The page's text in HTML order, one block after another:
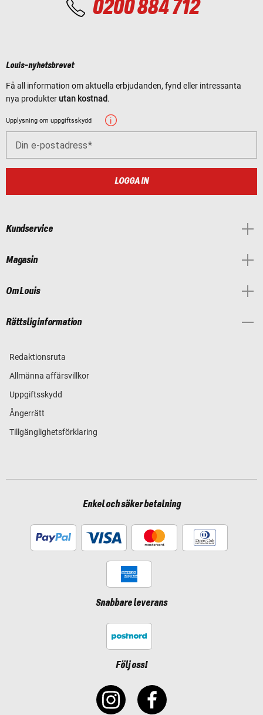
0200 884 712
Louis-nyhetsbrevet
Få all information om aktuella erbjudanden, fynd eller intressanta
nya produkter utan kostnad.
Upplysning om uppgiftsskydd
Din e-postadress
LOGGA IN
Kundservice
Magasin
Om Louis
Rättslig information
Redaktionsruta
Allmänna affärsvillkor
Uppgiftsskydd
Ångerrätt
Tillgänglighetsförklaring
Enkel och säker betalning
Snabbare leverans
Följ oss!